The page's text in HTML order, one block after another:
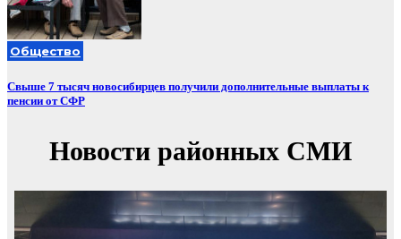
Общество
Свыше 7 тысяч новосибирцев получили дополнительные выплаты к
пенсии от СФР